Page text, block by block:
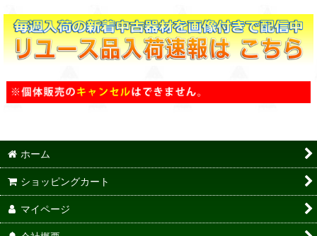
ホーム
ショッピングカート
マイページ